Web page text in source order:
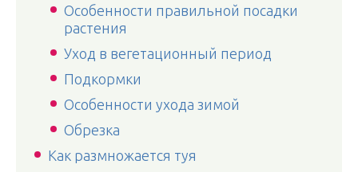
Особенности правильной посадки
растения
Уход в вегетационный период
Подкормки
Особенности ухода зимой
Обрезка
Как размножается туя